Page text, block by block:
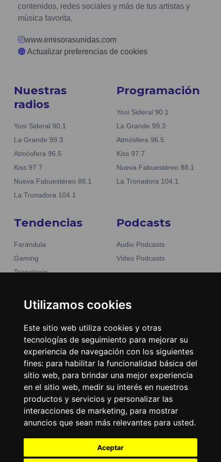
Utilizamos cookies
Este sitio web utiliza cookies y otras
tecnologías de seguimiento para mejorar su
experiencia de navegación con los siguientes
fines: para habilitar la funcionalidad básica del
sitio web, para brindar una mejor experiencia
en el sitio web, medir su interés en nuestros
productos y servicios y personalizar las
interacciones de marketing, para mostrar
anuncios que sean más relevantes para usted.
Aceptar
contenidos, redes sociales y más de tus artistas y
música favorita.
www.emisorasunidas.com
Actualizar preferencias de cookies
Nuestras
radios
Yosi Sideral 90.1
La Grande 99.3
Atmósfera 96.5
Kiss 97.7
Nueva Fabuestéreo 88.1
La Tronadora 104.1
Programación
Yosi Sideral 90.1
La Grande 99.3
Atmósfera 96.5
Kiss 97.7
Nueva Fabuestéreo 88.1
La Tronadora 104.1
Tendencias
Farándula
Gaming
Tecnología
Business
Podcasts
Audio Podcasts
Video Podcasts
Emisoras Unidas
Encuéntranos
Contacto
Términos y condiciones
Directorio